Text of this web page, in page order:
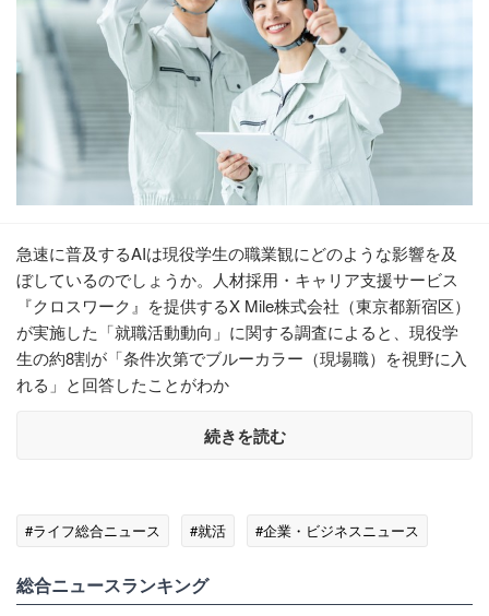
急速に普及するAIは現役学生の職業観にどのような影響を及
ぼしているのでしょうか。人材採用・キャリア支援サービス
『クロスワーク』を提供するX Mile株式会社（東京都新宿区）
が実施した「就職活動動向」に関する調査によると、現役学
生の約8割が「条件次第でブルーカラー（現場職）を視野に入
れる」と回答したことがわか
続きを読む
#ライフ総合ニュース #就活 #企業・ビジネスニュース
総合ニュースランキング